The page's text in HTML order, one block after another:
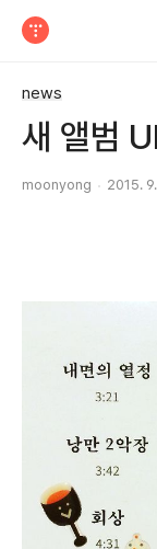
news
새 앨범
moonyong 2015.